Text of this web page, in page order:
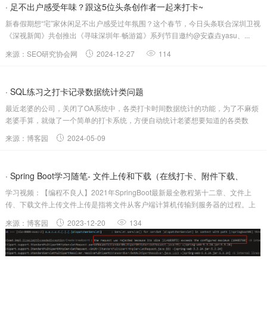
· 足不出户感受年味？跟这5位头条创作者一起来打卡~
新春假期想“宅”家休闲足不出户感受过年氛围？这个春节，今日头条联合深圳卫视
《深视新闻》共创推出《寻味深圳年·畅游篇》系列节目邀约@安森垚yasu、...
来源：SEO研究协会网
2024-12-27 114
· SQL练习之打卡记录数据统计类问题
最近老婆的公司，关闭了OA系统中，各类打卡时间数据统计的功能，为了不麻烦
老婆手算，就做了一个简单的打卡系统，方便自动统计老婆想要知道的各类数
据。 做的过程中就遇到了几个还挺有意思的SQL，这里写成一...
来源：博客园 2024-05-09
· Spring Boot学习随笔- 文件上传和下载（在线打卡、附件下载、
MultipartF...
学习视频：【编程不良人】2021年SpringBoot最新最全教程第十二章、文件上
传、下载文件上传文件上传是指将文件从客户端计算机传输到服务器的过程。上
multipart/form-data开发后端的Contr...
来源：博客园 2023-12-20 134